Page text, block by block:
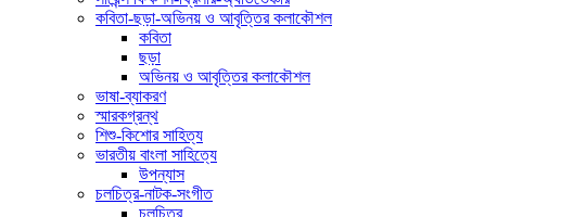
কবিতা-ছড়া-অভিনয় ও আবৃত্তির কলাকৌশল
কবিতা
ছড়া
অভিনয় ও আবৃত্তির কলাকৌশল
ভাষা-ব্যাকরণ
স্মারকগ্রন্থ
শিশু-কিশোর সাহিত্য
ভারতীয় বাংলা সাহিত্যে
উপন্যাস
চলচিত্র-নাটক-সংগীত
চলচিত্র